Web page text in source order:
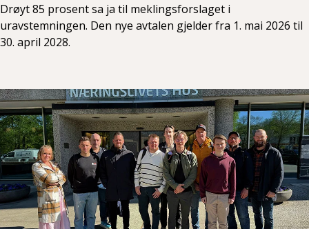
Drøyt 85 prosent sa ja til meklingsforslaget i
uravstemningen. Den nye avtalen gjelder fra 1. mai 2026 til
30. april 2028.